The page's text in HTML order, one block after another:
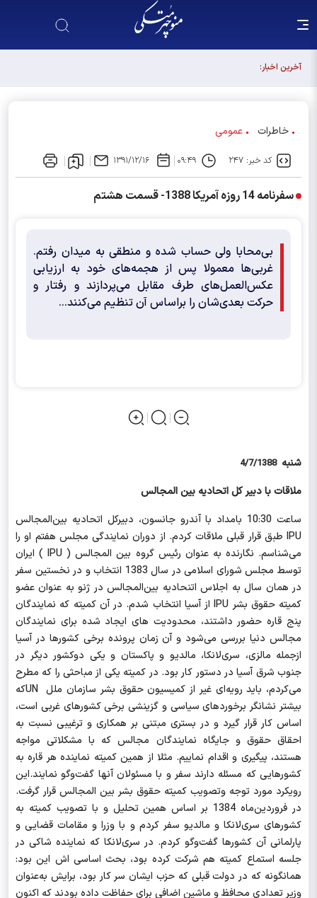
آخرین اخبار:
خاطرات عمومی
کد خبر: ۲۴۷ ۰۹:۴۹ ۱۳۹۱/۱۲/۱۶
سفرنامه 14 روزه آمریکا 1388- قسمت هشتم
بی‌محابا ولی حساب شده و منطقی به میدان رفتم.
غربی‌ها معمولا پس از هجمه‌های خود به ارزیابی
عکس‌العمل‌های طرف مقابل می‌پردازند و رفتار و
حرکت بعدی‌شان را براساس آن تنظیم می‌کنند...
شنبه 4/7/1388
ملاقات با دبیر کل اتحادیه بین المجالس
ساعت 10:30 بامداد با
آندرو جانسون، دبیرکل اتحادیه بین‌المجالس
IPU طبق قرار قبلی ملاقات کردم. از دوران نمایندگی مجلس هفتم او را
می‌شناسم. نگارنده به عنوان رئیس گروه بین المجالس ( IPU) ایران
توسط مجلس شورای اسلامی در سال 1383 انتخاب و در نخستین سفر
در همان سال به اجلاس اتنحادیه بین‌المجالس در ژنو به عنوان عضو
کمیته حقوق بشر IPUاز آسیا انتخاب شدم. در آن کمیته که نمایندگان
پنج قاره حضور داشتند، محدودیت های ایجاد شده برای نمایندگان
مجالس دنیا بررسی می‌شود و آن زمان پرونده برخی کشورها در آسیا
ازجمله مالزی، سری‌لانکا، مالدیو و پاکستان و یکی دوکشور دیگر در
جنوب شرق آسیا در دستور کار بود. در کمیته یکی از مباحثی را که مطرح
می‌کردم، باید رویه‌ای غیر از کمیسیون حقوق بشر سازمان ملل UNکه
بیشتر نشانگر برخوردهای سیاسی و گزینشی برخی کشورهای غربی است،
اساس کار قرار گیرد و در بستری مبتنی بر همکاری و ترغیبی نسبت به
احقاق حقوق و جایگاه نمایندگان مجالس که با مشکلاتی مواجه
هستند، پیگیری و اقدام نماییم. مثلا از همین کمیته نماینده هر قاره به
کشورهایی که مسئله دارند سفر و با مسئولان آنها گفت‌وگو نمایند.این
رویکرد مورد توجه وتصویب کمیته حقوق بشر بین المجالس قرار گرفت.
در فروردین‌ماه 1384 بر اساس همین تحلیل و با تصویب کمیته به
کشورهای سری‌لانکا و مالدیو سفر کردم و با وزرا و مقامات قضایی و
پارلمانی آن کشورها گفت‌وگو کردم. در سری‌لانکا که نماینده شاکی در
جلسه استماع کمیته هم شرکت کرده بود، بحث اساسی اش این بود:
همانگونه که در دولت قبلی که حزب ایشان سر کار بود، برایش به‌عنوان
وزیر تعدادی محافظ و ماشین اضافی برایحفاظت داده بودند که اکنون